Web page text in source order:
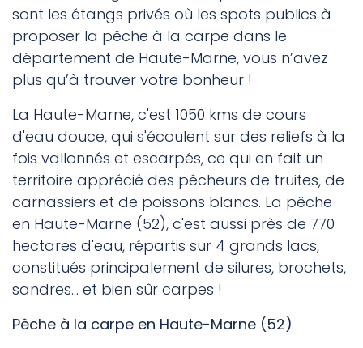
sont les étangs privés où les spots publics à
proposer la pêche à la carpe dans le
département de Haute-Marne, vous n’avez
plus qu’à trouver votre bonheur !
La Haute-Marne, c'est 1050 kms de cours
d'eau douce, qui s'écoulent sur des reliefs à la
fois vallonnés et escarpés, ce qui en fait un
territoire apprécié des pêcheurs de truites, de
carnassiers et de poissons blancs. La pêche
en Haute-Marne (52), c'est aussi près de 770
hectares d'eau, répartis sur 4 grands lacs,
constitués principalement de silures, brochets,
sandres... et bien sûr carpes !
Pêche à la carpe en Haute-Marne (52)